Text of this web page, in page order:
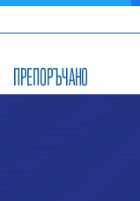
ПРЕПОРЪЧАНО